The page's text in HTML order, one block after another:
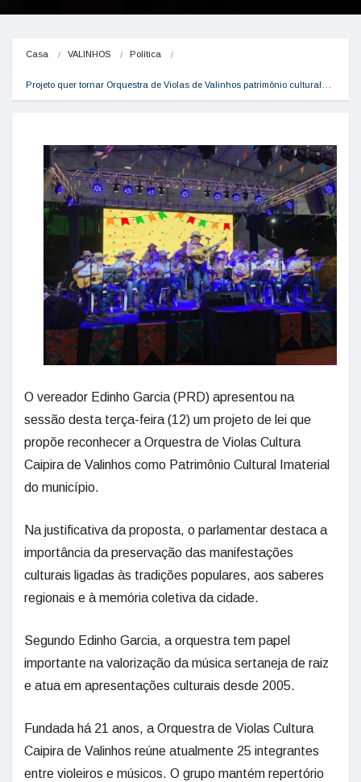
Casa VALINHOS Política
Projeto quer tornar Orquestra de Violas de Valinhos patrimônio cultural…
O vereador Edinho Garcia (PRD) apresentou na
sessão desta terça-feira (12) um projeto de lei que
propõe reconhecer a Orquestra de Violas Cultura
Caipira de Valinhos como Patrimônio Cultural Imaterial
do município.
Na justificativa da proposta, o parlamentar destaca a
importância da preservação das manifestações
culturais ligadas às tradições populares, aos saberes
regionais e à memória coletiva da cidade.
Segundo Edinho Garcia, a orquestra tem papel
importante na valorização da música sertaneja de raiz
e atua em apresentações culturais desde 2005.
Fundada há 21 anos, a Orquestra de Violas Cultura
Caipira de Valinhos reúne atualmente 25 integrantes
entre violeiros e músicos. O grupo mantém repertório